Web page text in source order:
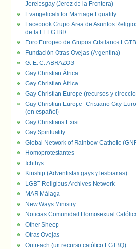
Jerelesgay (Jerez de la Frontera)
Evangelicals for Marriage Equality
Facebook Grupo Área de Asuntos
de la FELGTBI+
Foro Europeo de Grupos Cristianos LGTB
Fundación Otras Ovejas (Argentina)
G. E. C. ABRAZOS
Gay Christian África
Gay Christian África
Gay Christian Europe (recursos y
Gay Christian Europe- Cristiano Gay
(en español)
Gay Christians Exist
Gay Spirituality
Global Network of Rainbow Catholic
Homoprotestantes
Ichthys
Kinship (Adventistas gays y lesbianas)
LGBT Religious Archives Network
MAR Málaga
New Ways Ministry
Noticias Comunidad Homosexual
Other Sheep
Otras Ovejas
Outreach (un recurso católico LGTBQ)